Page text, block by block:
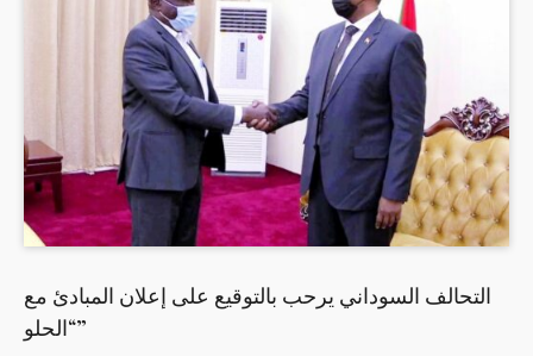
التحالف السوداني يرحب بالتوقيع على إعلان المبادئ مع
“الحلو”